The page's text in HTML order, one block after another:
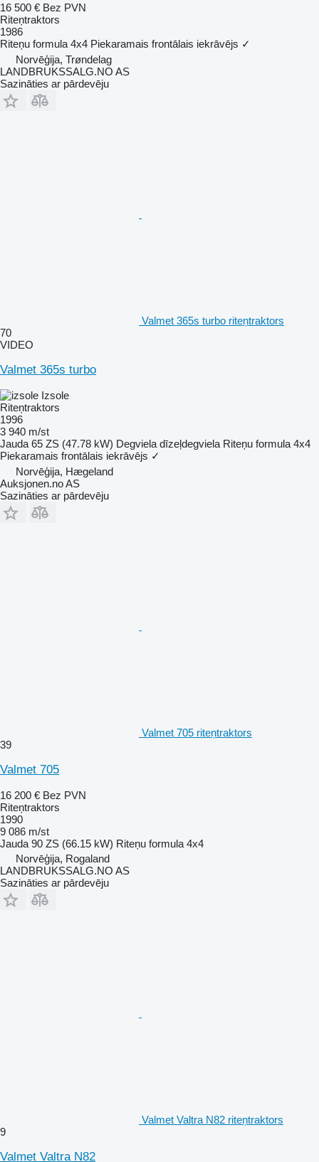
16 500 € Bez PVN
Riteņtraktors
1986
Riteņu formula 4x4 Piekaramais frontālais iekrāvējs ✓
Norvēģija, Trøndelag
LANDBRUKSSALG.NO AS
Sazināties ar pārdevēju
Valmet 365s turbo riteņtraktors
70
VIDEO
Valmet 365s turbo
Izsole
Riteņtraktors
1996
3 940 m/st
Jauda 65 ZS (47.78 kW) Degviela dīzeļdegviela Riteņu formula 4x4
Piekaramais frontālais iekrāvējs ✓
Norvēģija, Hægeland
Auksjonen.no AS
Sazināties ar pārdevēju
Valmet 705 riteņtraktors
39
Valmet 705
16 200 € Bez PVN
Riteņtraktors
1990
9 086 m/st
Jauda 90 ZS (66.15 kW) Riteņu formula 4x4
Norvēģija, Rogaland
LANDBRUKSSALG.NO AS
Sazināties ar pārdevēju
Valmet Valtra N82 riteņtraktors
9
Valmet Valtra N82